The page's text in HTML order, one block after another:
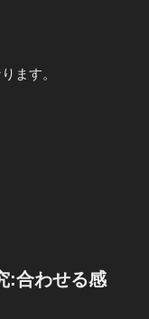
ます。
:合わせる感